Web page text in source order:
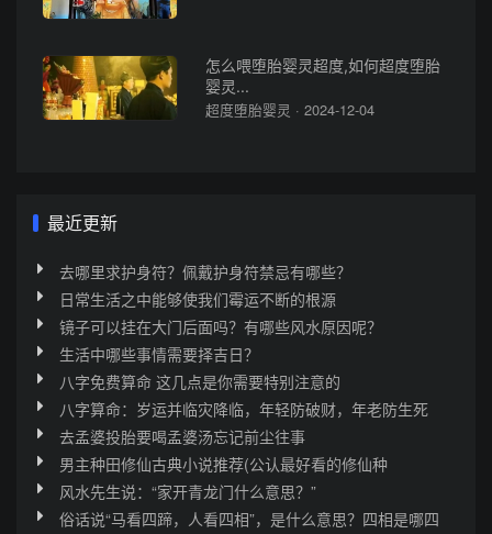
怎么喂堕胎婴灵超度,如何超度堕胎
婴灵...
超度堕胎婴灵 · 2024-12-04
最近更新
去哪里求护身符？佩戴护身符禁忌有哪些？
日常生活之中能够使我们霉运不断的根源
镜子可以挂在大门后面吗？有哪些风水原因呢？
生活中哪些事情需要择吉日？
八字免费算命 这几点是你需要特别注意的
八字算命：岁运并临灾降临，年轻防破财，年老防生死
去孟婆投胎要喝孟婆汤忘记前尘往事
男主种田修仙古典小说推荐(公认最好看的修仙种
风水先生说：“家开青龙门什么意思？”
俗话说“马看四蹄，人看四相”，是什么意思？四相是哪四